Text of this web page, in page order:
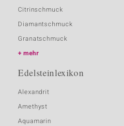
Citrinschmuck
Diamantschmuck
Granatschmuck
mehr
Edelsteinlexikon
Alexandrit
Amethyst
Aquamarin